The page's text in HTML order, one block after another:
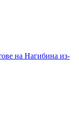
на Нагибина из-